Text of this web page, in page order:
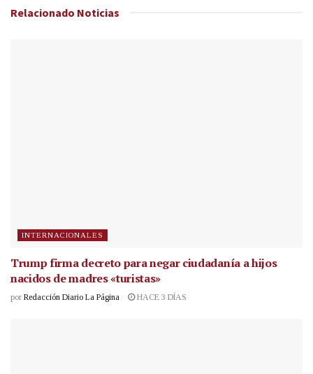
Relacionado Noticias
INTERNACIONALES
Trump firma decreto para negar ciudadanía a hijos
nacidos de madres «turistas»
por Redacción Diario La Página HACE 3 DÍAS